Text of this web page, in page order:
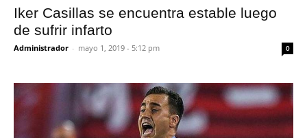
Iker Casillas se encuentra estable luego
de sufrir infarto
Administrador - mayo 1, 2019 - 5:12 pm 0